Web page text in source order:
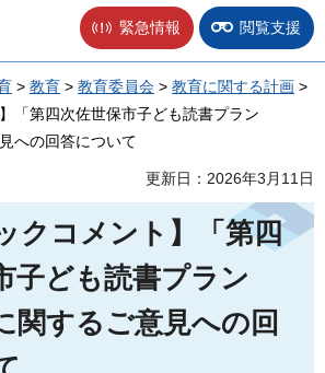
緊急情報 閲覧支援
> 教育 > 教育委員会 > 教育に関する計画 >
「第四次佐世保市子ども読書プラン
への回答について
更新日：2026年3月11日
クコメント】「第四
子ども読書プラン
関するご意見への回